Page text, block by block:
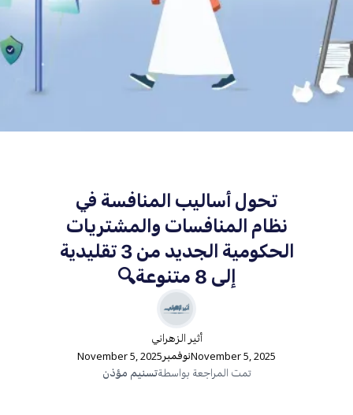
تحول أساليب المنافسة في
نظام المنافسات والمشتريات
الحكومية الجديد من 3 تقليدية
إلى 8 متنوعة🔍
أثير الزهراني
November 5, 2025نوفمبرNovember 5, 2025
تمت المراجعة بواسطةتسنيم مؤذن